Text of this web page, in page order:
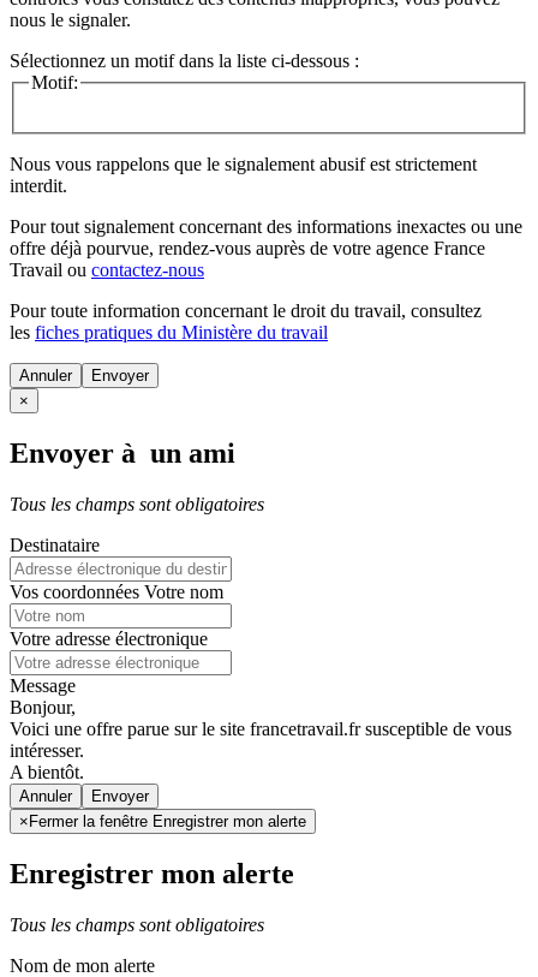
nous le signaler.
Sélectionnez un motif dans la liste ci-dessous :
Motif:
Nous vous rappelons que le signalement abusif est strictement
interdit.
Pour tout signalement concernant des informations inexactes ou une
offre déjà pourvue, rendez-vous auprès de votre agence France
Travail ou contactez-nous
Pour toute information concernant le droit du travail, consultez
les fiches pratiques du Ministère du travail
Annuler
×
Envoyer à un ami
Tous les champs sont obligatoires
Destinataire
Vos coordonnées Votre nom
Votre adresse électronique
Message
Bonjour,
Voici une offre parue sur le site francetravail.fr susceptible de vous
intéresser.
A bientôt.
Annuler
× Fermer la fenêtre Enregistrer mon alerte
Enregistrer mon alerte
Tous les champs sont obligatoires
Nom de mon alerte